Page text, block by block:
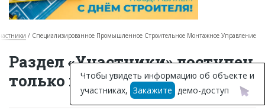
Горячие объекты
База строящихся объектов
Специализированное Промышленное Строительное Монтажное Управление
Раздел «Участники» доступен
только подписчикам
Чтобы увидеть информацию об объекте и
участниках, Закажите демо-доступ